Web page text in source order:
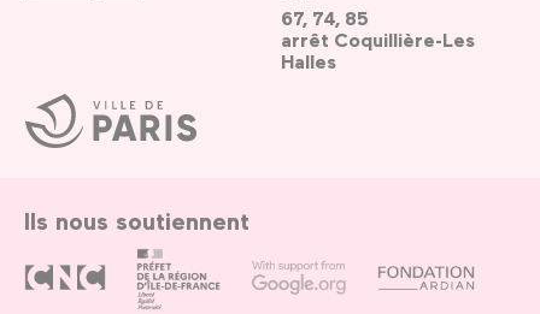
Ville
de
Paris
67, 74, 85
arrêt Coquillière-Les
Halles
Ils nous soutiennent